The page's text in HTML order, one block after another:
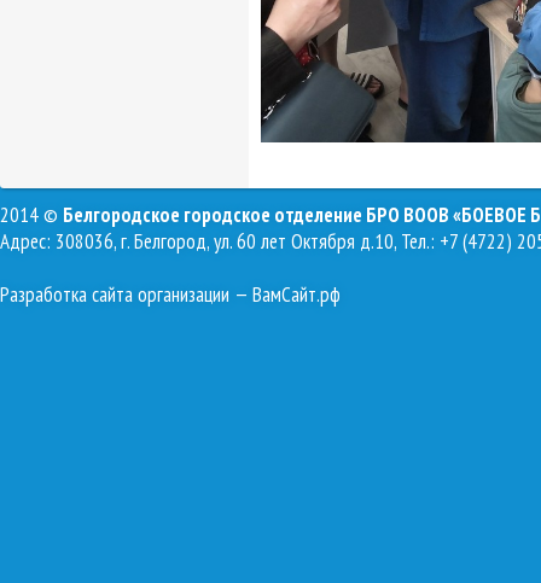
2014 © Белгородское городское отделение БРО ВООВ «БОЕВОЕ
Адрес: 308036, г. Белгород, ул. 60 лет Октября д.10, Тел.: +7 (4722)
Разработка сайта организации — ВамСайт.рф